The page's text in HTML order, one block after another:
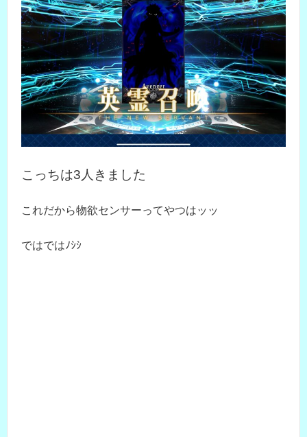
こっちは3人きました
これだから物欲センサーってやつはッッ
ではではﾉｼｼ